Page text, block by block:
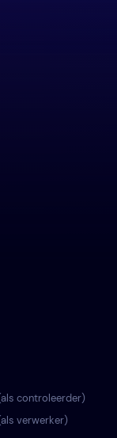
controleerder)
verwerker)